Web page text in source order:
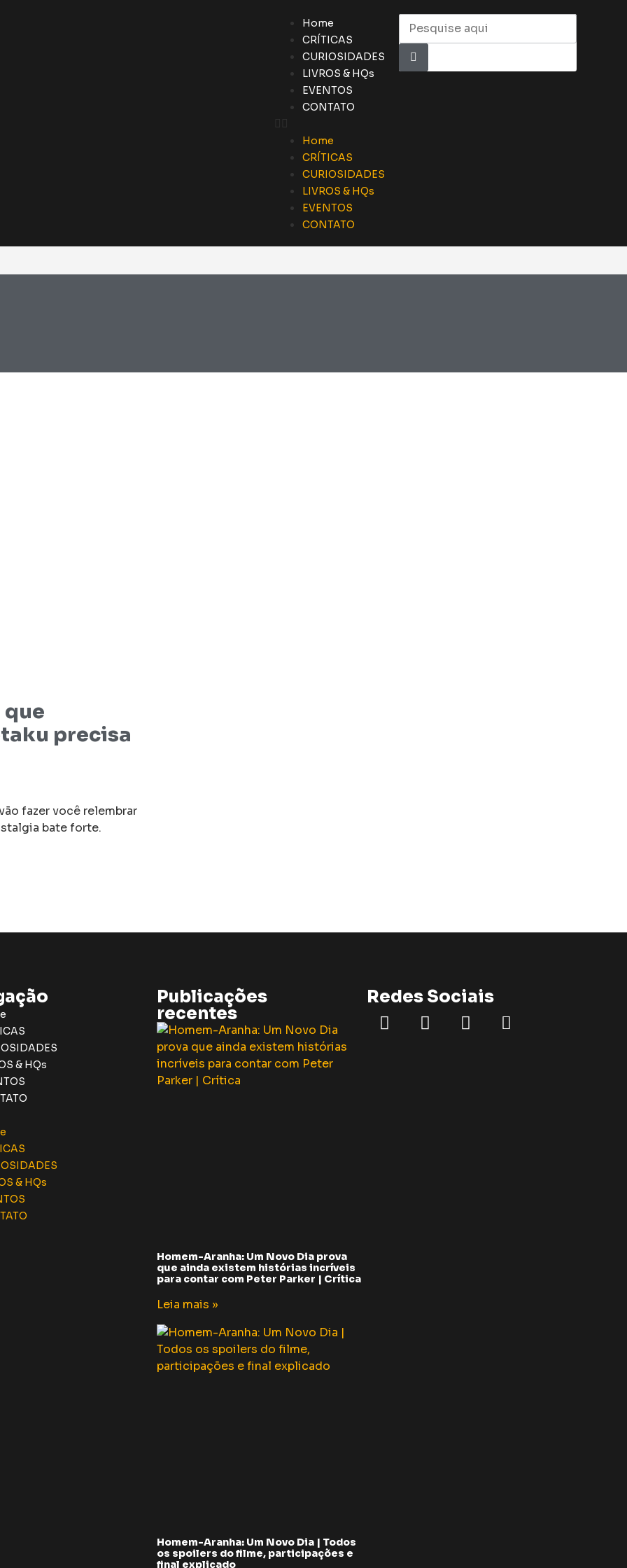
Home
CRÍTICAS
CURIOSIDADES
LIVROS & HQs
EVENTOS
CONTATO
Home
CRÍTICAS
CURIOSIDADES
LIVROS & HQs
EVENTOS
CONTATO
que
precisa
fazer você relembrar
bate forte.
& HQs
& HQs
Publicações
recentes
Homem-Aranha: Um Novo Dia prova
que ainda existem histórias incríveis
para contar com Peter Parker | Crítica
Leia mais »
Homem-Aranha: Um Novo Dia | Todos
os spoilers do filme, participações e
final explicado
Redes Sociais